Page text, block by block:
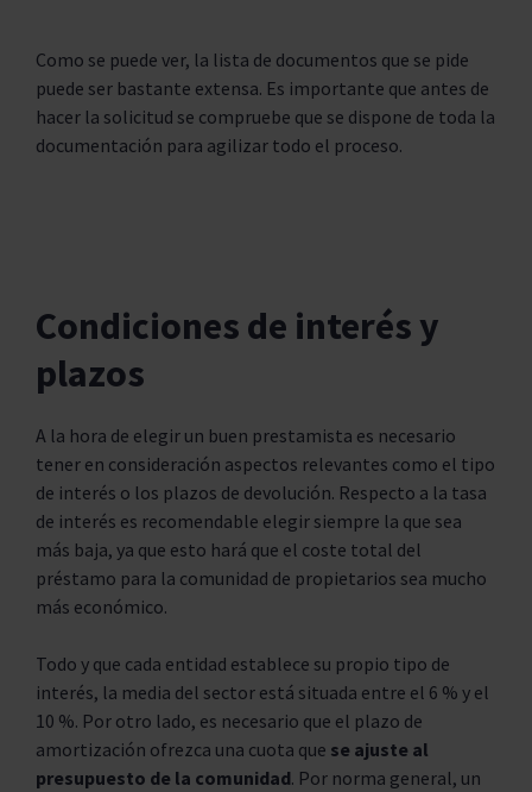
Como se puede ver, la lista de documentos que se pide
puede ser bastante extensa. Es importante que antes de
hacer la solicitud se compruebe que se dispone de toda la
documentación para agilizar todo el proceso.
Condiciones de interés y
plazos
A la hora de elegir un buen prestamista es necesario
tener en consideración aspectos relevantes como el tipo
de interés o los plazos de devolución. Respecto a la tasa
de interés es recomendable elegir siempre la que sea
más baja, ya que esto hará que el coste total del
préstamo para la comunidad de propietarios sea mucho
más económico.
Todo y que cada entidad establece su propio tipo de
interés, la media del sector está situada entre el 6 % y el
10 %. Por otro lado, es necesario que el plazo de
amortización ofrezca una cuota que se ajuste al
presupuesto de la comunidad. Por norma general, un